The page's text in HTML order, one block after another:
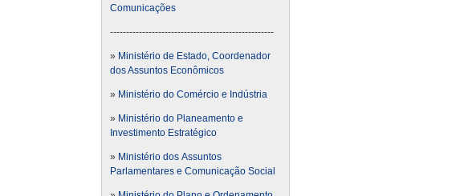
Comunicações
---------------------------------------------------
» Ministério de Estado, Coordenador
dos Assuntos Econômicos
» Ministério do Comércio e Indústria
» Ministério do Planeamento e
Investimento Estratégico
» Ministério dos Assuntos
Parlamentares e Comunicação Social